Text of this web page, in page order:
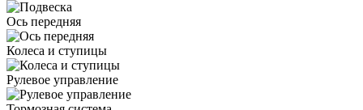
Ось передняя
Колеса и ступицы
Рулевое управление